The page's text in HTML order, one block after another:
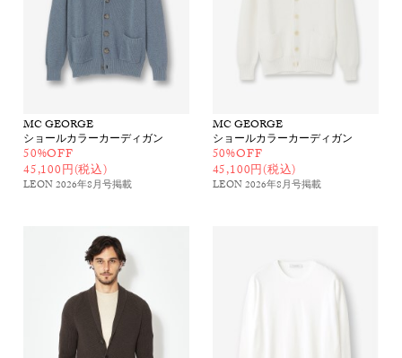
MC GEORGE
ショールカラーカーディガン
50%OFF
45,100円(税込)
LEON 2026年8月号掲載
MC GEORGE
ショールカラーカーディガン
50%OFF
45,100円(税込)
LEON 2026年8月号掲載